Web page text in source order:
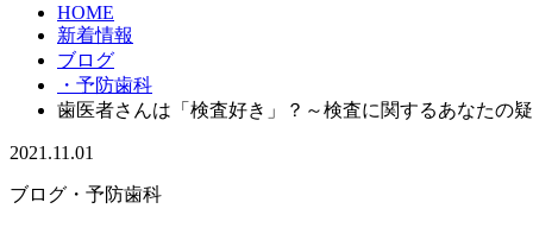
HOME
新着情報
ブログ
・予防歯科
歯医者さんは「検査好き」？～検査に関するあなたの
2021.11.01
ブログ ・予防歯科